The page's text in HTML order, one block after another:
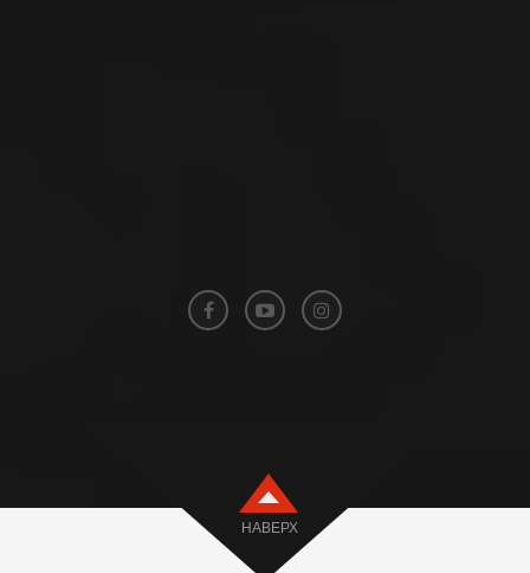
НАВЕРХ